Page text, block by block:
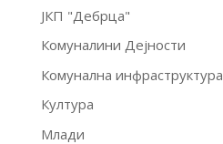
ЈКП "Дебрца"
Комуналини Дејности
Комунална инфраструктура
Култура
Млади